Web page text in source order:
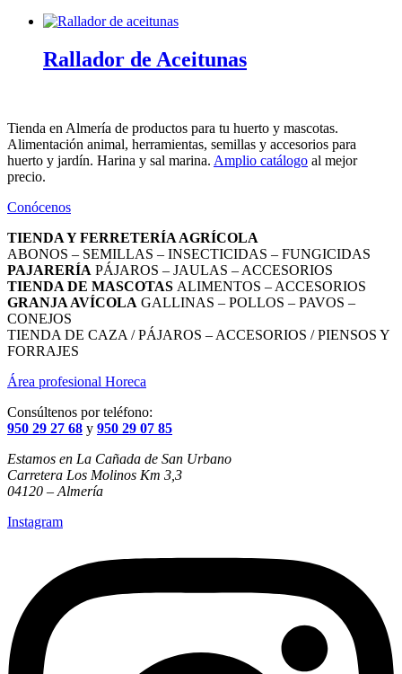
Rallador de Aceitunas
Tienda en Almería de productos para tu huerto y mascotas.
Alimentación animal, herramientas, semillas y accesorios para
huerto y jardín. Harina y sal marina. Amplio catálogo al mejor
precio.
Conócenos
TIENDA Y FERRETERÍA AGRÍCOLA
ABONOS – SEMILLAS – INSECTICIDAS – FUNGICIDAS
PAJARERÍA PÁJAROS – JAULAS – ACCESORIOS
TIENDA DE MASCOTAS ALIMENTOS – ACCESORIOS
GRANJA AVÍCOLA GALLINAS – POLLOS – PAVOS –
CONEJOS
TIENDA DE CAZA / PÁJAROS – ACCESORIOS / PIENSOS Y
FORRAJES
Área profesional Horeca
Consúltenos por teléfono:
950 29 27 68 y 950 29 07 85
Estamos en La Cañada de San Urbano
Carretera Los Molinos Km 3,3
04120 – Almería
Instagram